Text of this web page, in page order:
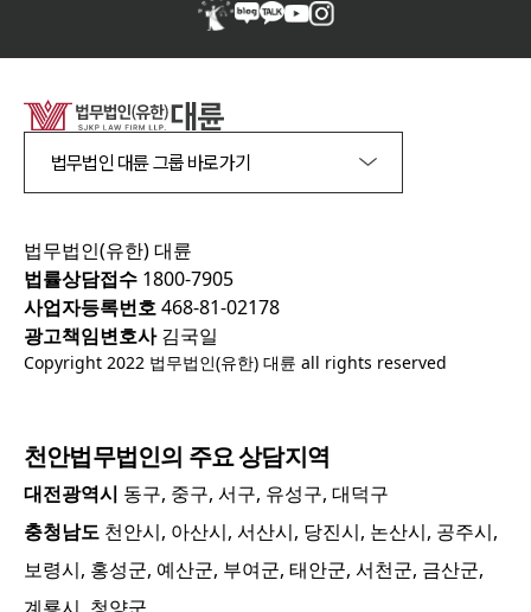
법무법인 대륜 그룹 바로가기
법무법인(유한) 대륜
법률상담접수 1800-7905
사업자등록번호468-81-02178
광고책임변호사김국일
Copyright 2022 법무법인(유한) 대륜 all rights reserved
천안법무법인의 주요 상담지역
대전광역시 동구, 중구, 서구, 유성구, 대덕구
충청남도 천안시, 아산시, 서산시, 당진시, 논산시, 공주시,
보령시, 홍성군, 예산군, 부여군, 태안군, 서천군, 금산군,